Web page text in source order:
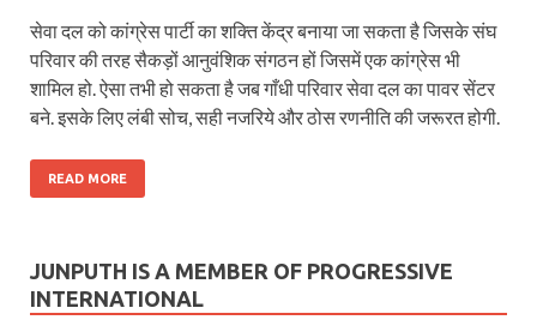
सेवा दल को कांग्रेस पार्टी का शक्ति केंद्र बनाया जा सकता है जिसके संघ
परिवार की तरह सैकड़ों आनुवंशिक संगठन हों जिसमें एक कांग्रेस भी
शामिल हो. ऐसा तभी हो सकता है जब गाँधी परिवार सेवा दल का पावर सेंटर
बने. इसके लिए लंबी सोच, सही नजरिये और ठोस रणनीति की जरूरत होगी.
READ MORE
JUNPUTH IS A MEMBER OF PROGRESSIVE
INTERNATIONAL